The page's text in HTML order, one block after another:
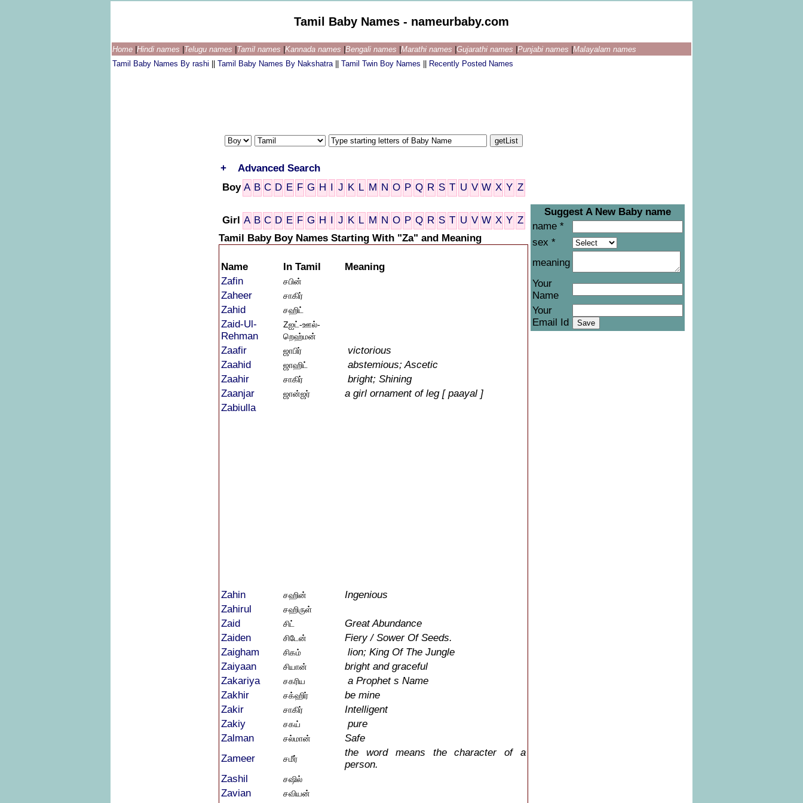
Tamil Baby Names - nameurbaby.com
Home Hindi names Telugu names Tamil names Kannada names Bengali names Marathi names Gujarathi names Punjabi names Malayalam names
Tamil Baby Names By rashi
Tamil Baby Names By Nakshatra Tamil Twin Boy Names Recently Posted Names
+
Advanced Search
Boy A B C D E F G H I J K L M N O P Q R S T U V W X Y Z
Girl A B C D E F G H I J K L M N O P Q R S T U V W X Y Z
Tamil Baby Boy Names Starting With "Za" and Meaning
Name In Tamil
Meaning
Zafin
சபின்
Zaheer சாகிர்
Zahid சஹிட்
Zaid-Ul-
Rehman
Zஐட்-ஊல்-
றெஹ்மன்
Zaafir ஜாபிர்
victorious
Zaahid
ஜாஹிட்
abstemious; Ascetic
Zaahir
சாகிர்
bright; Shining
Zaanjar
ஜான்ஜர்
a girl ornament of leg [ paayal ]
Zabiulla
Zahin சஹின்
Ingenious
Zahirul
சஹிருள்
Zaid சிட்
Great Abundance
Zaiden
சிடேன்
Fiery / Sower Of Seeds.
Zaigham
சிகம்
lion; King Of The Jungle
Zaiyaan
சியான்
bright and graceful
Zakariya
சகரிய
a Prophet s Name
Zakhir
சக்ஹிர்
be mine
Zakir
சாகிர்
Intelligent
Zakiy
சகய்
pure
Zalman
சல்மான்
Safe
Zameer
சமீர்
the word means the character of a
person.
Zashil
சஷில்
Zavian சவியன்
Suggest A New Baby name
name *
sex *
meaning
Your
Name
Your
Email Id